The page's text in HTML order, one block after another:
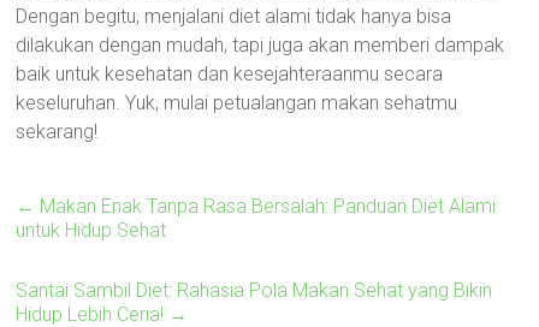
Dengan begitu, menjalani diet alami tidak hanya bisa
dilakukan dengan mudah, tapi juga akan memberi dampak
baik untuk kesehatan dan kesejahteraanmu secara
keseluruhan. Yuk, mulai petualangan makan sehatmu
sekarang!
← Makan Enak Tanpa Rasa Bersalah: Panduan Diet Alami
untuk Hidup Sehat
Santai Sambil Diet: Rahasia Pola Makan Sehat yang Bikin
Hidup Lebih Ceria! →